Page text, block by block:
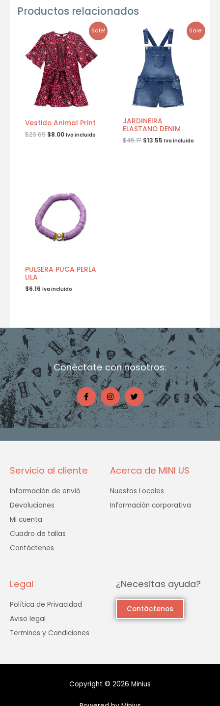
Productos relacionados
Sale!
Vestido Animal Print
$26.69 $8.00 Iva incluido
Sale!
JARDINEIRA
ELASTANO DENIM
$45.17 $13.55 Iva incluido
PULSERA PUCA PERLA
LILA
$6.16 Iva incluido
Conéctate con nosotros:
F
a
c
e
b
o
o
I
n
s
t
a
g
r
T
w
i
t
t
e
Servicio al cliente
Información de envió
Devoluciones
Mi cuenta
Cuadro de tallas
Contáctenos
Acerca de MINI US
Nuestos Locales
Información corporativa
Legal
Política de Privacidad
Aviso legal
Terminos y Condiciones
¿Necesitas ayuda?
Contáctenos
Copyright © 2026 Minius